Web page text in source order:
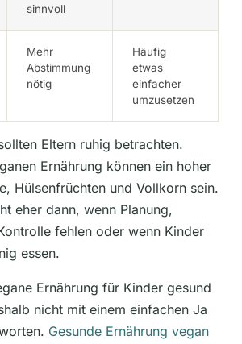
sinnvoll
Mehr
Abstimmung
nötig
Häufig
etwas
einfacher
umzusetzen
Eltern ruhig betrachten.
Ernährung können ein hoher
Hülsenfrüchten und Vollkorn sein.
eher dann, wenn Planung,
fehlen oder wenn Kinder
essen.
Ernährung für Kinder gesund
nicht mit einem einfachen Ja
Gesunde Ernährung vegan